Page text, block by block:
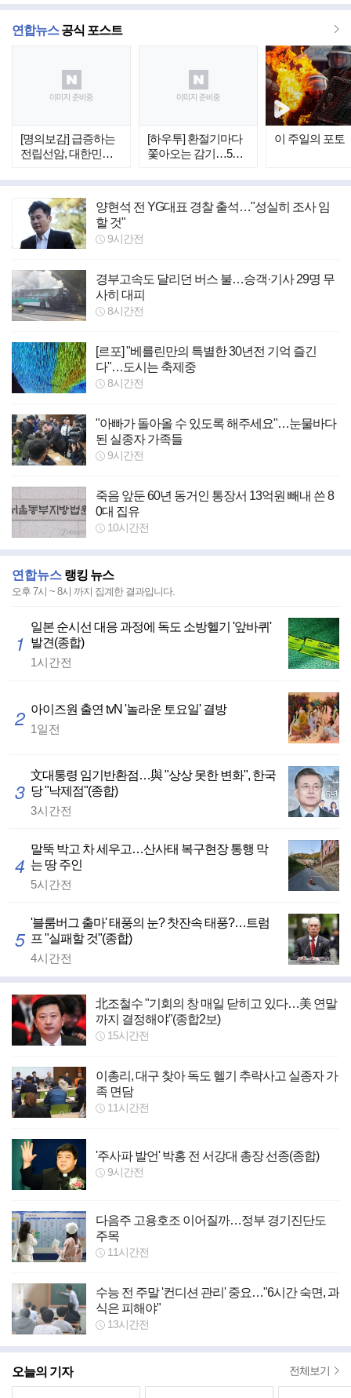
연합뉴스공식 포스트
더
보
기
[명의보감] 급증하는
전립선암, 대한민국
다
[하우투] 환절기마다
쫓아오는 감기…5가
이 주일의 포토
양현석 전 YG대표 경찰 출석…"성실히 조사 임
할 것"
9시간전
경부고속도 달리던 버스 불…승객·기사 29명 무
사히 대피
8시간전
[르포] "베를린만의 특별한 30년전 기억 즐긴
다"…도시는 축제중
8시간전
"아빠가 돌아올 수 있도록 해주세요"…눈물바다
된 실종자 가족들
9시간전
죽음 앞둔 60년 동거인 통장서 13억원 빼내 쓴 8
0대 집유
10시간전
연합뉴스랭킹 뉴스
오후 7시 ~ 8시 까지 집계한 결과입니다.
1
일본 순시선 대응 과정에 독도 소방헬기 '앞바퀴'
발견(종합)
1시간전
2 아이즈원 출연 tvN '놀라운 토요일' 결방
1일전
3
文대통령 임기반환점…與 "상상 못한 변화", 한국
당 "낙제점"(종합)
3시간전
4
말뚝 박고 차 세우고…산사태 복구현장 통행 막
는 땅 주인
5시간전
5
'블룸버그 출마' 태풍의 눈? 찻잔속 태풍?…트럼
프 "실패할 것"(종합)
4시간전
北조철수 "기회의 창 매일 닫히고 있다…美 연말
까지 결정해야"(종합2보)
15시간전
이총리, 대구 찾아 독도 헬기 추락사고 실종자 가
족 면담
11시간전
'주사파 발언' 박홍 전 서강대 총장 선종(종합)
9시간전
다음주 고용호조 이어질까…정부 경기진단도
주목
11시간전
수능 전 주말 '컨디션 관리' 중요…"6시간 숙면, 과
식은 피해야"
13시간전
오늘의 기자 전체보기